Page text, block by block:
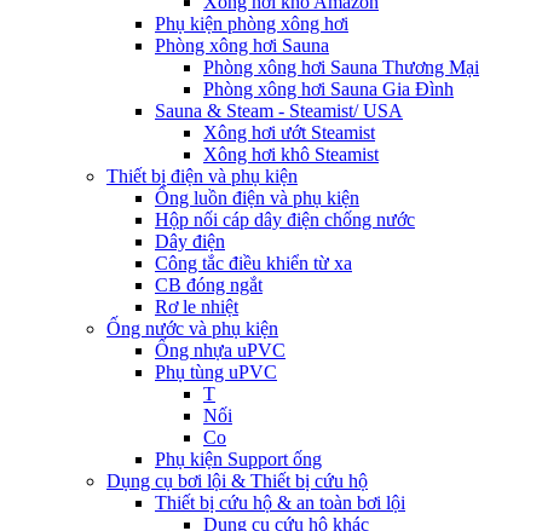
Phụ kiện phòng xông hơi
Phòng xông hơi Sauna
Phòng xông hơi Sauna Thương Mại
Phòng xông hơi Sauna Gia Đình
Sauna & Steam - Steamist/ USA
Xông hơi ướt Steamist
Xông hơi khô Steamist
Thiết bị điện và phụ kiện
Ống luồn điện và phụ kiện
Hộp nối cáp dây điện chống nước
Dây điện
Công tắc điều khiển từ xa
CB đóng ngắt
Rơ le nhiệt
Ống nước và phụ kiện
Ống nhựa uPVC
Phụ tùng uPVC
T
Nối
Co
Phụ kiện Support ống
Dụng cụ bơi lội & Thiết bị cứu hộ
Thiết bị cứu hộ & an toàn bơi lội
Dụng cụ cứu hộ khác